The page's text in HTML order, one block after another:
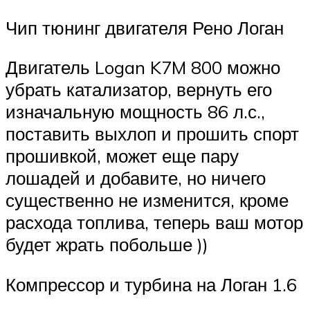
Чип тюнинг двигателя Рено Логан
Двигатель Logan K7M 800 можно
убрать катализатор, вернуть его
изначальную мощность 86 л.с.,
поставить выхлоп и прошить спорт
прошивкой, может еще пару
лошадей и добавите, но ничего
существенно не изменится, кроме
расхода топлива, теперь ваш мотор
будет жрать побольше ))
Компрессор и турбина на Логан 1.6